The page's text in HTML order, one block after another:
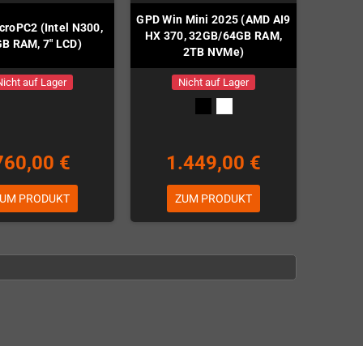
(Intel N300,
RAM, 7" LCD)
auf Lager
€
PRODUKT
GPD Win Mini 2025 (AMD AI9
HX 370, 32GB/64GB RAM,
2TB NVMe)
Nicht auf Lager
1.449,00 €
ZUM PRODUKT